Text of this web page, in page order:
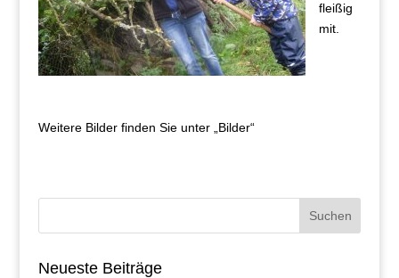
fleißig
mit.
Weitere Bilder finden Sie unter „Bilder“
Neueste Beiträge